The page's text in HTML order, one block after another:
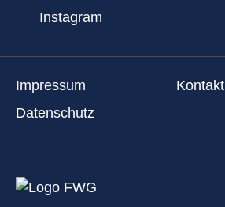
Instagram
Impressum
Kontakt
Datenschutz